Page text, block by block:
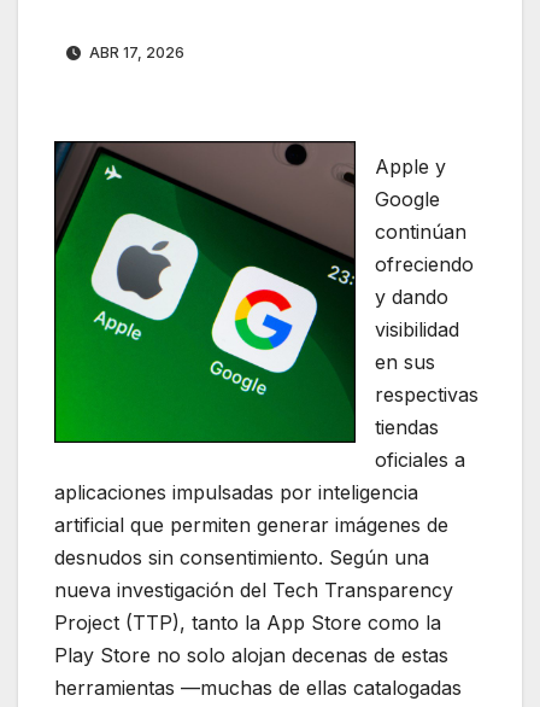
ABR 17, 2026
Apple y
Google
continúan
ofreciendo
y dando
visibilidad
en sus
respectivas
tiendas
oficiales a
aplicaciones impulsadas por inteligencia
artificial que permiten generar imágenes de
desnudos sin consentimiento. Según una
nueva investigación del Tech Transparency
Project (TTP), tanto la App Store como la
Play Store no solo alojan decenas de estas
herramientas —muchas de ellas catalogadas